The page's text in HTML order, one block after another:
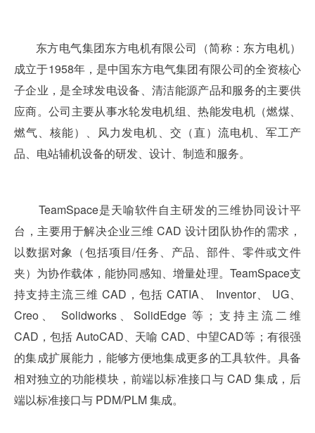
东方电气集团东方电机有限公司（简称：东方电机）
成立于1958年，是中国东方电气集团有限公司的全资核心
子企业，是全球发电设备、清洁能源产品和服务的主要供
应商。公司主要从事水轮发电机组、热能发电机（燃煤、
燃气、核能）、风力发电机、交（直）流电机、军工产
品、电站辅机设备的研发、设计、制造和服务。
TeamSpace是天喻软件自主研发的三维协同设计平
台，主要用于解决企业三维 CAD 设计团队协作的需求，
以数据对象（包括项目/任务、产品、部件、零件或文件
夹）为协作载体，能协同感知、增量处理。TeamSpace支
持支持主流三维 CAD，包括 CATIA、 Inventor、 UG、
Creo、 Solidworks、SolidEdge 等；支持主流二维
CAD，包括 AutoCAD、天喻 CAD、中望CAD等；有很强
的集成扩展能力，能够方便地集成更多的工具软件。具备
相对独立的功能模块，前端以标准接口与 CAD 集成，后
端以标准接口与 PDM/PLM 集成。